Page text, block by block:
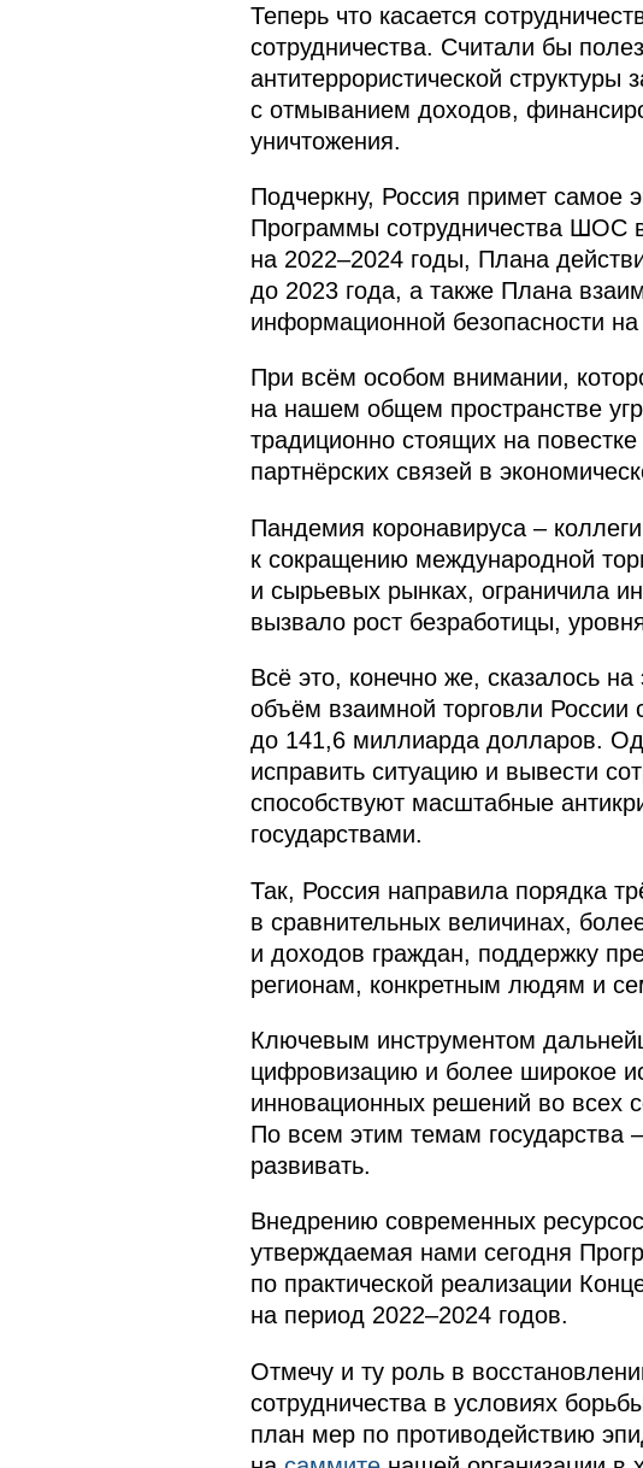
Теперь что касается
сотрудничества. Считали бы
антитеррористической
с отмыванием доходов,
уничтожения.
Подчеркну, Россия примет самое
Программы сотрудничества ШОС
на 2022–2024 годы, Плана
до 2023 года, а также Плана
информационной безопасности
При всём особом внимании,
на нашем общем пространстве
традиционно стоящих на
партнёрских связей в
Пандемия коронавируса –
к сокращению международной
и сырьевых рынках, ограничила
вызвало рост безработицы,
Всё это, конечно же, сказалось
объём взаимной торговли
до 141,6 миллиарда долларов.
исправить ситуацию и вывести
способствуют масштабные
государствами.
Так, Россия направила порядка
в сравнительных величинах,
и доходов граждан, поддержку
регионам, конкретным людям и
Ключевым инструментом
цифровизацию и более широкое
инновационных решений во всех
По всем этим темам государства
развивать.
Внедрению современных
утверждаемая нами сегодня
по практической реализации
на период 2022–2024 годов.
Отмечу и ту роль в
сотрудничества в условиях
план мер по противодействию